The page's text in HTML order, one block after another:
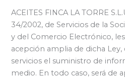
ACEITES FINCA LA TORRE
34/2002, de Servicios de la
y del Comercio Electrónico,
acepción amplia de dicha
servicios el suministro de
medio. En todo caso, será de